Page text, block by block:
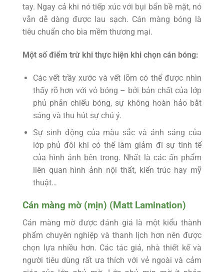
tay. Ngay cả khi nó tiếp xúc với bụi bẩn bề mặt, nó
vẫn dễ dàng được lau sạch. Cán màng bóng là
tiêu chuẩn cho bìa mềm thương mại.
Một số điểm trừ khi thực hiện khi chọn cán bóng:
Các vết trầy xước và vết lõm có thể được nhìn
thấy rõ hơn với vỏ bóng – bởi bản chất của lớp
phủ phản chiếu bóng, sự không hoàn hảo bắt
sáng và thu hút sự chú ý.
Sự sinh động của màu sắc và ánh sáng của
lớp phủ đôi khi có thể làm giảm đi sự tinh tế
của hình ảnh bên trong. Nhất là các ấn phẩm
liên quan hình ảnh nội thất, kiến trúc hay mỹ
thuật…
Cán màng mờ (mịn) (Matt Lamination)
Cán màng mờ được đánh giá là một kiểu thành
phẩm chuyên nghiệp và thanh lịch hơn nên được
chọn lựa nhiều hơn. Các tác giả, nhà thiết kế và
người tiêu dùng rất ưa thích với vẻ ngoài và cảm